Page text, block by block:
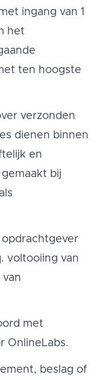
ingang van 1
het
ten hoogste
verzonden
dienen binnen
en
bij
voltooiing van
met
OnlineLabs.
beslag of